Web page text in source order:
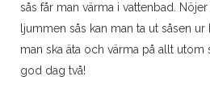
sås får man värma i vattenbad.
ljummen sås kan man ta ut såsen
man ska äta och värma på allt utom
god dag två!